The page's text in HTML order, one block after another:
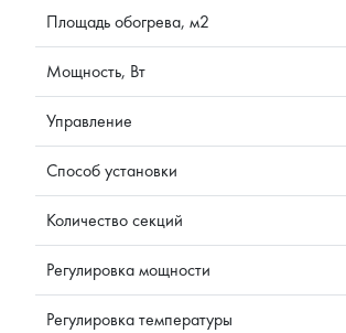
Площадь обогрева, м2
Мощность, Вт
Управление
Способ установки
Количество секций
Регулировка мощности
Регулировка температуры